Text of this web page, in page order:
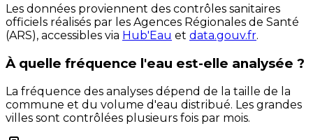
Les données proviennent des contrôles sanitaires
officiels réalisés par les Agences Régionales de Santé
(ARS), accessibles via Hub'Eau et data.gouv.fr.
À quelle fréquence l'eau est-elle analysée ?
La fréquence des analyses dépend de la taille de la
commune et du volume d'eau distribué. Les grandes
villes sont contrôlées plusieurs fois par mois.